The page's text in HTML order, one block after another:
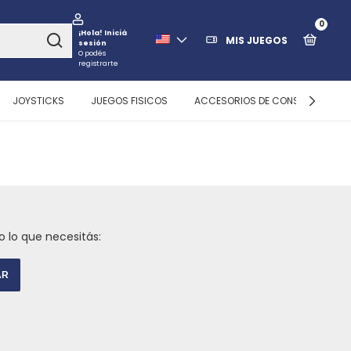
¡Hola! Iniciá
sesión
O podés
registrarte
MIS JUEGOS
0
JOYSTICKS JUEGOS FISICOS ACCESORIOS DE CONSOLAS
lo que necesitás: